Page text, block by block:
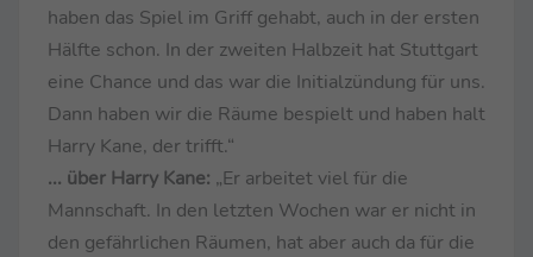
haben das Spiel im Griff gehabt, auch in der ersten
Hälfte schon. In der zweiten Halbzeit hat Stuttgart
eine Chance und das war die Initialzündung für uns.
Dann haben wir die Räume bespielt und haben halt
Harry Kane, der trifft.“
... über Harry Kane: „Er arbeitet viel für die
Mannschaft. In den letzten Wochen war er nicht in
den gefährlichen Räumen, hat aber auch da für die